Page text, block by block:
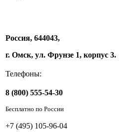
Россия, 644043,
г. Омск, ул. Фрунзе 1, корпус 3.
Телефоны:
8 (800) 555-54-30
Бесплатно по России
+7 (495) 105-96-04